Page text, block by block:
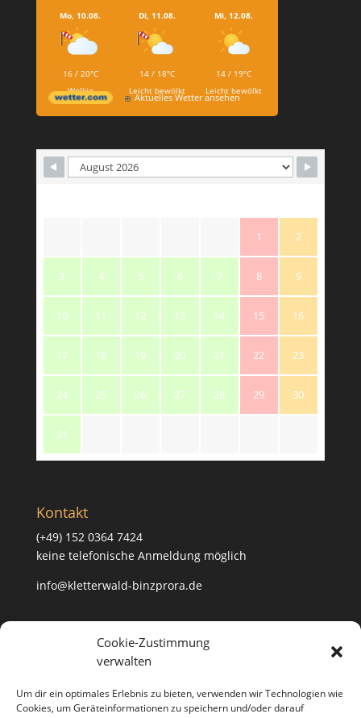
Cookie-Zustimmung
verwalten
Um dir ein optimales Erlebnis zu bieten, verwenden wir Technologien wie
Cookies, um Geräteinformationen zu speichern und/oder darauf
Mo, 10.08.
16 / 20°C
Wolkig
Di, 11.08.
14 / 18°C
Leicht bewölkt
Mi, 12.08.
14 / 19°C
Leicht bewölkt
Aktuelles Wetter ansehen
1 2
3 4 5 6 7 8 9
10 11 12 13 14 15 16
17 18 19 20 21 22 23
24 25 26 27 28 29 30
31
Kontakt
(+49) 152 0364 7424
keine telefonische Anmeldung möglich
info@kletterwald-binzprora.de
Postanschrift
Kletterwald BinzProra Uwe Häusler
Klein Lehmhagener Dorfstraße 33
18507 Klein Lehmhagen